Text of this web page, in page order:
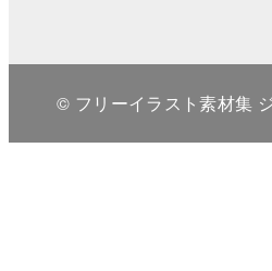
© フリーイラスト素材集